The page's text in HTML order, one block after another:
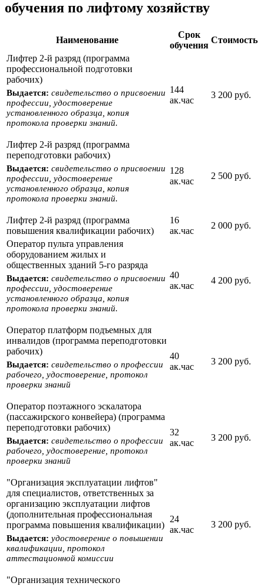
обучения по лифтому хозяйству
Наименование
Срок
обучения
Стоимость
Лифтер 2-й разряд (программа
профессиональной подготовки
рабочих)
Выдается: свидетельство о присвоении
профессии, удостоверение
установленного образца, копия
протокола проверки знаний.
144
ак.час
3 200 руб.
Лифтер 2-й разряд (программа
переподготовки рабочих)
Выдается: свидетельство о присвоении
профессии, удостоверение
установленного образца, копия
протокола проверки знаний.
128
ак.час
2 500 руб.
Лифтер 2-й разряд (программа
повышения квалификации рабочих)
16
ак.час
2 000 руб.
Оператор пульта управления
оборудованием жилых и
общественных зданий 5-го разряда
Выдается: свидетельство о присвоении
профессии, удостоверение
установленного образца, копия
протокола проверки знаний.
40
ак.час
4 200 руб.
Оператор платформ подъемных для
инвалидов (программа переподготовки
рабочих)
Выдается: свидетельство о профессии
рабочего, удостоверение, протокол
проверки знаний
40
ак.час
3 200 руб.
Оператор поэтажного эскалатора
(пассажирского конвейера) (программа
переподготовки рабочих)
Выдается: свидетельство о профессии
рабочего, удостоверение, протокол
проверки знаний
32
ак.час
3 200 руб.
"Организация эксплуатации лифтов"
для специалистов, ответственных за
организацию эксплуатации лифтов
(дополнительная профессиональная
программа повышения квалификации)
Выдается: удостоверение о повышении
квалификации, протокол
аттестационной комиссии
24
ак.час
3 200 руб.
"Организация технического